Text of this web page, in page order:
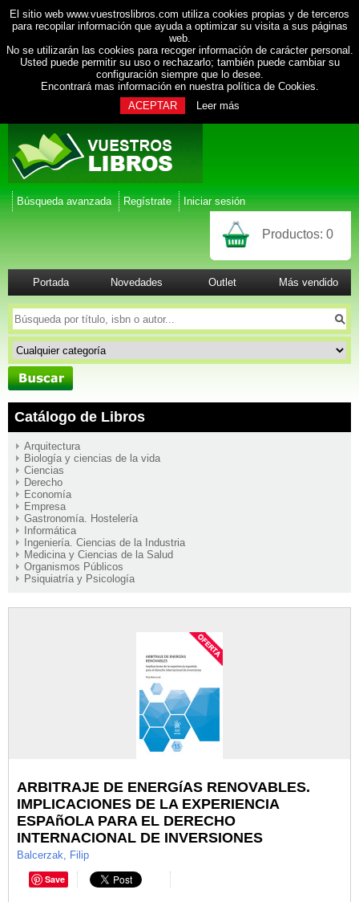
El sitio web www.vuestroslibros.com utiliza cookies propias y de terceros
para recopilar información que ayuda a optimizar su visita a sus páginas
web.
No se utilizarán las cookies para recoger información de carácter personal.
Usted puede permitir su uso o rechazarlo; también puede cambiar su
configuración siempre que lo desee.
Encontrará mas información en nuestra política de Cookies.
ACEPTAR
Leer más
Búsqueda avanzada Regístrate Iniciar sesión
Productos: 0
Portada Novedades Outlet Más vendido
Catálogo de Libros
Arquitectura
Biología y ciencias de la vida
Ciencias
Derecho
Economía
Empresa
Gastronomía. Hostelería
Informática
Ingeniería. Ciencias de la Industria
Medicina y Ciencias de la Salud
Organismos Públicos
Psiquiatría y Psicología
ARBITRAJE DE ENERGíAS RENOVABLES.
IMPLICACIONES DE LA EXPERIENCIA
ESPAñOLA PARA EL DERECHO
INTERNACIONAL DE INVERSIONES
Balcerzak, Filip
Save